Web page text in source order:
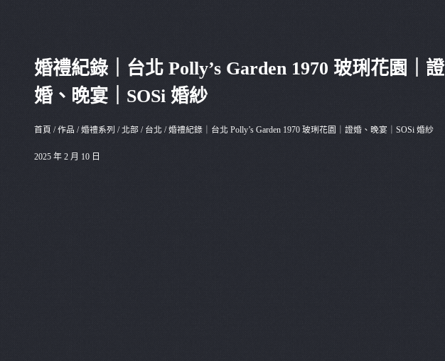
婚禮紀錄｜台北 Polly’s Garden 1970 玻琍花園｜證
婚、晚宴｜SOSi 婚紗
首頁 /作品 /婚禮系列 /北部 / 台北 /婚禮紀錄｜台北 Polly’s Garden 1970 玻琍花園｜證婚、晚宴｜SOSi 婚紗
2025 年 2 月 10 日